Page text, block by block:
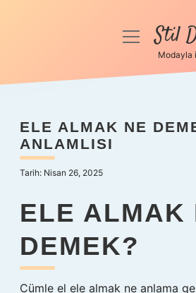
Anasayfa
Yasal Uyarı
Hakkımızda
menüyüStil
Modayla
ELE ALMAK NE
ANLAMLISI
Tarih: Nisan 26, 2025
ELE ALMAK
DEMEK?
Cümle el ele almak ne anlama